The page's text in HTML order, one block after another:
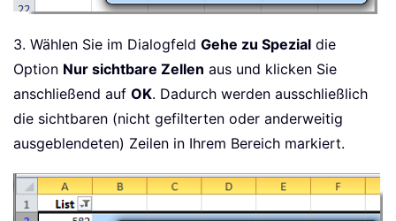
3. Wählen Sie im Dialogfeld Gehe zu Spezial die
Option Nur sichtbare Zellen aus und klicken Sie
anschließend auf OK. Dadurch werden ausschließlich
die sichtbaren (nicht gefilterten oder anderweitig
ausgeblendeten) Zeilen in Ihrem Bereich markiert.